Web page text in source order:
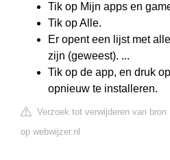
Tik op Mijn apps en
Tik op Alle.
Er opent een lijst met
zijn (geweest). ...
Tik op de app, en druk
opnieuw te installeren.
Verzoek tot verwijderen van bron
op webwijzer.nl